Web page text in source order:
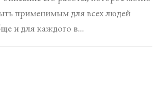
применимым для всех людей
и для каждого в...